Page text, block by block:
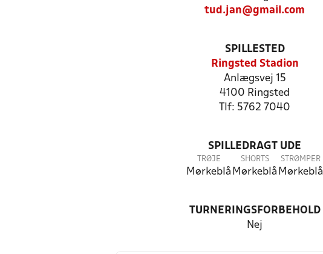
tud.jan@gmail.com
SPILLESTED
Ringsted Stadion
Anlægsvej 15
4100 Ringsted
Tlf: 5762 7040
SPILLEDRAGT UDE
TRØJE
Mørkeblå
SHORTS
Mørkeblå
STRØMPER
Mørkeblå
TURNERINGSFORBEHOLD
Nej